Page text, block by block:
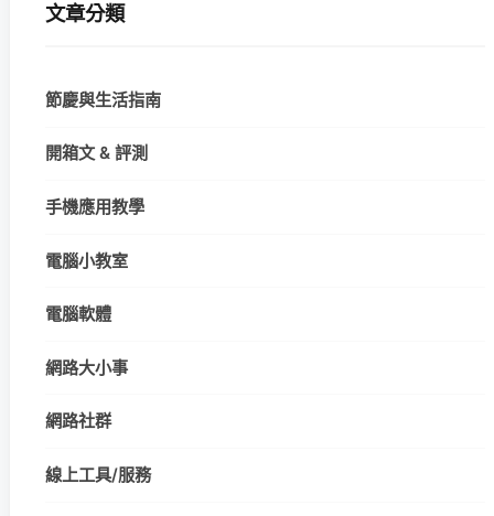
文章分類
節慶與生活指南
開箱文 & 評測
手機應用教學
電腦小教室
電腦軟體
網路大小事
網路社群
線上工具/服務